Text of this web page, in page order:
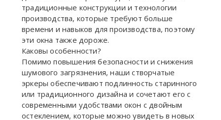
традиционные конструкции и технологии
производства, которые требуют больше
времени и навыков для производства, поэтому
эти окна также дороже.
Каковы особенности?
Помимо повышения безопасности и снижения
шумового загрязнения, наши створчатые
эркеры обеспечивают подлинность старинного
или традиционного дизайна и сочетают его с
современными удобствами окон с двойным
остеклением, которые можно увидеть в новых